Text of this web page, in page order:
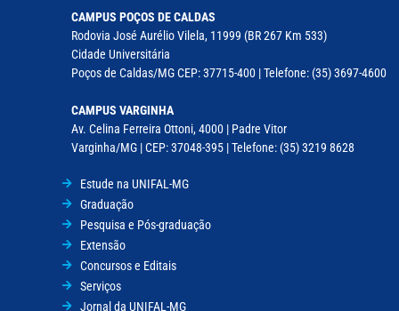
CAMPUS POÇOS DE CALDAS
Rodovia José Aurélio Vilela, 11999 (BR 267 Km 533)
Cidade Universitária
Poços de Caldas/MG CEP: 37715-400 | Telefone: (35) 3697-4600
CAMPUS VARGINHA
Av. Celina Ferreira Ottoni, 4000 | Padre Vitor
Varginha/MG | CEP: 37048-395 | Telefone: (35) 3219 8628
Estude na UNIFAL-MG
Graduação
Pesquisa e Pós-graduação
Extensão
Concursos e Editais
Serviços
Jornal da UNIFAL-MG